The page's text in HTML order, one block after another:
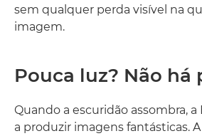
sem qualquer perda visível na
imagem.
Pouca luz? Não há
Quando a escuridão assombra, a
a produzir imagens fantásticas.